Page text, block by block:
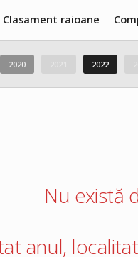
Clasament raioane
2020 2022
Nu există
anul,